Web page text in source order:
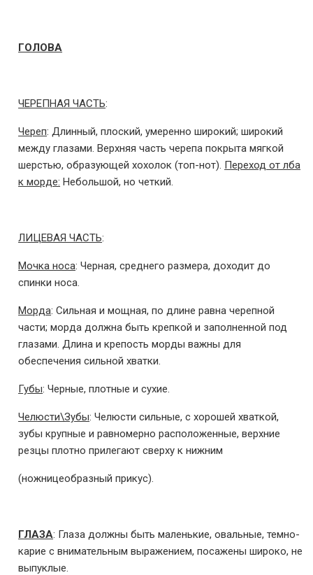
ГОЛОВА
ЧЕРЕПНАЯ ЧАСТЬ:
Череп: Длинный, плоский, умеренно широкий; широкий
между глазами. Верхняя часть черепа покрыта мягкой
шерстью, образующей хохолок (топ-нот). Переход от лба
к морде: Небольшой, но четкий.
ЛИЦЕВАЯ ЧАСТЬ:
Мочка носа: Черная, среднего размера, доходит до
спинки носа.
Морда: Сильная и мощная, по длине равна черепной
части; морда должна быть крепкой и заполненной под
глазами. Длина и крепость морды важны для
обеспечения сильной хватки.
Губы: Черные, плотные и сухие.
Челюсти\Зубы: Челюсти сильные, с хорошей хваткой,
зубы крупные и равномерно расположенные, верхние
резцы плотно прилегают сверху к нижним
(ножницеобразный прикус).
ГЛАЗА: Глаза должны быть маленькие, овальные, темно-
карие с внимательным выражением, посажены широко, не
выпуклые.